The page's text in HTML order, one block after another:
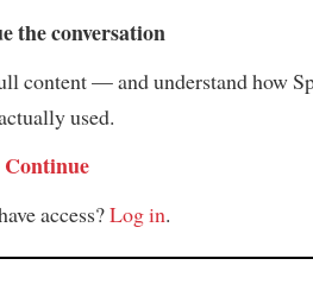
the conversation
content — and understand how
used.
Continue
access?Log in.